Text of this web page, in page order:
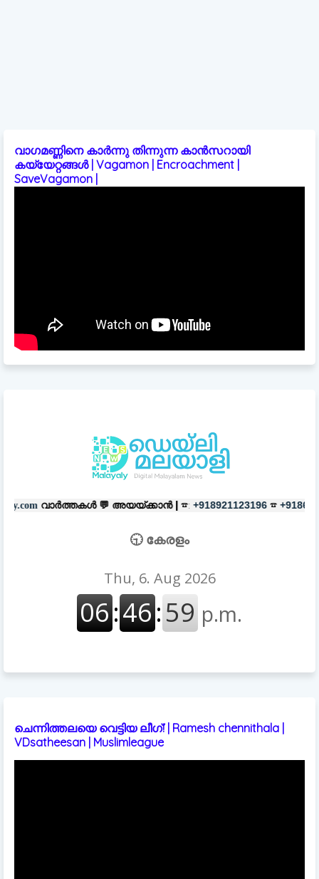
വാഗമണ്ണിനെ കാർന്നു തിന്നുന്ന കാൻസറായി
കയ്യേറ്റങ്ങൾ | Vagamon | Encroachment |
SaveVagamon |
💬അയയ്ക്കാൻ | ☎: +918921123196 ☎ +918606657037
🕤 കേരളം
ചെന്നിത്തലയെ വെട്ടിയ ലീഗ്! | Ramesh chennithala |
VDsatheesan | Muslimleague